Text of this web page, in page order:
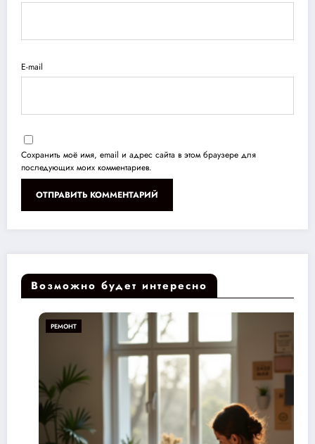
E-mail
Сохранить моё имя, email и адрес сайта в этом браузере для
последующих моих комментариев.
Возможно будет интересно